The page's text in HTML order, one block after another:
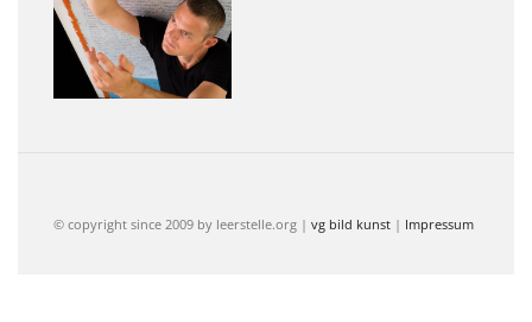
© copyright since 2009 by leerstelle.org | vg bild kunst | Impressum